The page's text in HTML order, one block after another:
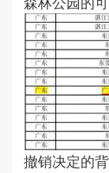
撤销决定的